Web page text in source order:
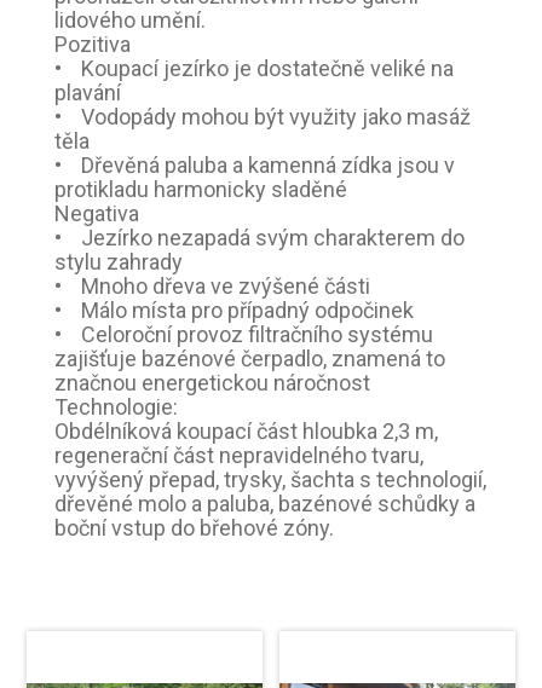
lidového umění.
Pozitiva
• Koupací jezírko je dostatečně veliké na
plavání
• Vodopády mohou být využity jako masáž
těla
• Dřevěná paluba a kamenná zídka jsou v
protikladu harmonicky sladěné
Negativa
• Jezírko nezapadá svým charakterem do
stylu zahrady
• Mnoho dřeva ve zvýšené části
• Málo místa pro případný odpočinek
• Celoroční provoz filtračního systému
zajišťuje bazénové čerpadlo, znamená to
značnou energetickou náročnost
Technologie:
Obdélníková koupací část hloubka 2,3 m,
regenerační část nepravidelného tvaru,
vyvýšený přepad, trysky, šachta s technologií,
dřevěné molo a paluba, bazénové schůdky a
boční vstup do břehové zóny.